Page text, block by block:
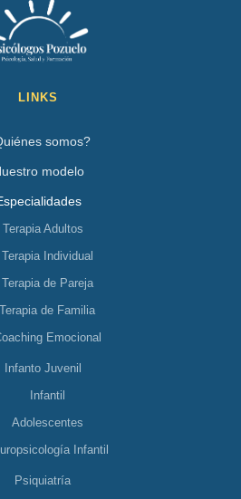
LINKS
somos?
modelo
Terapia Adultos
Terapia Individual
Terapia de Pareja
Terapia de Familia
Emocional
Infanto Juvenil
Infantil
Adolescentes
Infantil
Psiquiatría